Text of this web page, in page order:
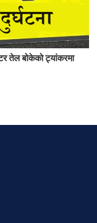
तेल बोकेको ट्यांकरमा